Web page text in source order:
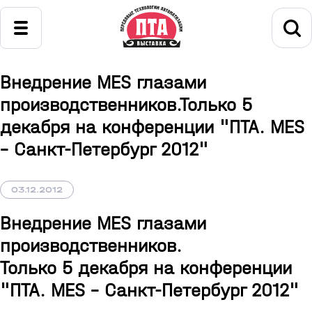
Внедрение MES глазами
производственников.Только 5
декабря на конференции "ПТА. MES
– Санкт-Петербург 2012"
03.12.2012
Внедрение MES глазами
производственников.
Только 5 декабря на конференции
"ПТА. MES – Санкт-Петербург 2012"